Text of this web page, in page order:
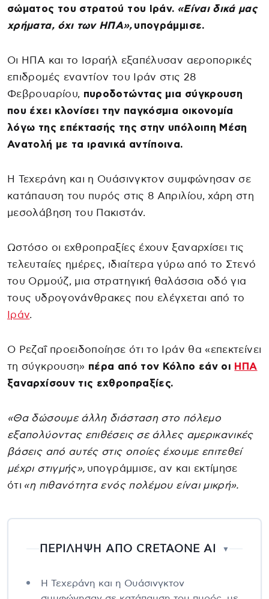
σώματος του στρατού του Ιράν. «Είναι δικά μας
χρήματα, όχι των ΗΠΑ»,υπογράμμισε.
Οι ΗΠΑ και το Ισραήλ εξαπέλυσαν αεροπορικές
επιδρομές εναντίον του Ιράν στις 28
Φεβρουαρίου, πυροδοτώντας μια σύγκρουση
που έχει κλονίσει την παγκόσμια οικονομία
λόγω της επέκτασής της στην υπόλοιπη Μέση
Ανατολή με τα ιρανικά αντίποινα.
Η Τεχεράνη και η Ουάσινγκτον συμφώνησαν σε
κατάπαυση του πυρός στις 8 Απριλίου, χάρη στη
μεσολάβηση του Πακιστάν.
Ωστόσο οι εχθροπραξίες έχουν ξαναρχίσει τις
τελευταίες ημέρες, ιδιαίτερα γύρω από το Στενό
του Ορμούζ, μια στρατηγική θαλάσσια οδό για
τους υδρογονάνθρακες που ελέγχεται από το
Ιράν.
Ο Ρεζαΐ προειδοποίησε ότι το Ιράν θα «επεκτείνει
τη σύγκρουση» πέρα από τον Κόλπο εάν οι ΗΠΑ
ξαναρχίσουν τις εχθροπραξίες.
«Θα δώσουμε άλλη διάσταση στο πόλεμο
εξαπολύοντας επιθέσεις σε άλλες αμερικανικές
βάσεις από αυτές στις οποίες έχουμε επιτεθεί
μέχρι στιγμής», υπογράμμισε, αν και εκτίμησε
ότι «η πιθανότητα ενός πολέμου είναι μικρή».
ΠΕΡΙΛΗΨΗ ΑΠΟ CRETAONE AI ▼
Η Τεχεράνη και η Ουάσινγκτον